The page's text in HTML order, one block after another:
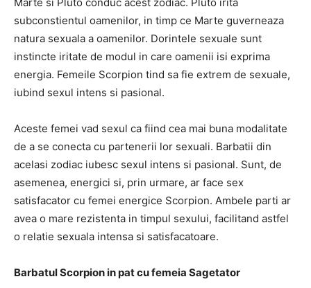
subconstientul oamenilor, in timp ce Marte guverneaza
natura sexuala a oamenilor. Dorintele sexuale sunt
instincte iritate de modul in care oamenii isi exprima
energia. Femeile Scorpion tind sa fie extrem de sexuale,
iubind sexul intens si pasional.
Aceste femei vad sexul ca fiind cea mai buna modalitate
de a se conecta cu partenerii lor sexuali. Barbatii din
acelasi zodiac iubesc sexul intens si pasional. Sunt, de
asemenea, energici si, prin urmare, ar face sex
satisfacator cu femei energice Scorpion. Ambele parti ar
avea o mare rezistenta in timpul sexului, facilitand astfel
o relatie sexuala intensa si satisfacatoare.
Barbatul Scorpion in pat cu femeia Sagetator